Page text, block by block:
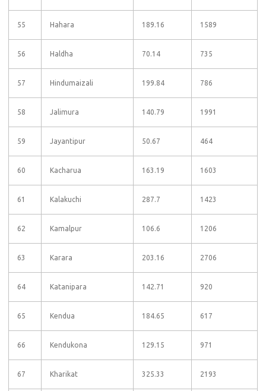
55 Hahara 189.16 1589
56 Haldha 70.14 735
57 Hindumaizali 199.84 786
58 Jalimura 140.79 1991
59 Jayantipur 50.67 464
60 Kacharua 163.19 1603
61 Kalakuchi 287.7 1423
62 Kamalpur 106.6 1206
63 Karara 203.16 2706
64 Katanipara 142.71 920
65 Kendua 184.65 617
66 Kendukona 129.15 971
67 Kharikat 325.33 2193